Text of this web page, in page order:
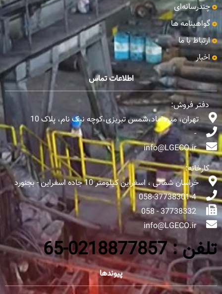
چندرسانه‌ای
گواهینامه ها
ارتباط با ما
اخبار
اطلاعات تماس
دفتر فروش:
تهران، میرداماد،شمس تبریزی،کوچه نیک نام، پلاک 10
-
info@LGECO.ir
کارخانه:
خراسان شمالی ، اسفراین کیلومتر 10 جاده اسفراین - بجنورد
058-37738301-4
37738332 - 058
info@LGECO.ir
تلفن : 0218877857-65
پیوندها